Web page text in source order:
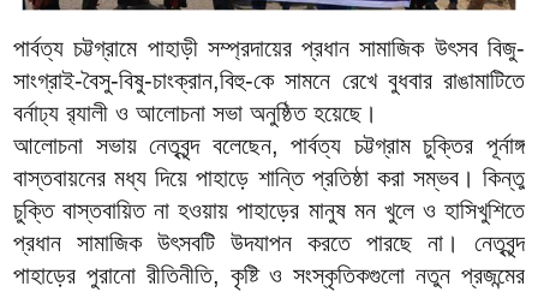
পার্বত্য চট্টগ্রামে পাহাড়ী সম্প্রদায়ের প্রধান সামাজিক উৎসব বিজু-
সাংগ্রাই-বৈসু-বিষু-চাংক্রান,বিহু-কে সামনে রেখে বুধবার রাঙামাটিতে
বর্নাঢ্য র‌্যালী ও আলোচনা সভা অনুষ্ঠিত হয়েছে।
আলোচনা সভায় নেতৃবৃন্দ বলেছেন, পার্বত্য চট্টগ্রাম চুক্তির পূর্নাঙ্গ
বাস্তবায়নের মধ্য দিয়ে পাহাড়ে শান্তি প্রতিষ্ঠা করা সম্ভব। কিন্তু
চুক্তি বাস্তবায়িত না হওয়ায় পাহাড়ের মানুষ মন খুলে ও হাসিখুশিতে
প্রধান সামাজিক উৎসবটি উদযাপন করতে পারছে না। নেতৃবৃন্দ
পাহাড়ের পুরানো রীতিনীতি, কৃষ্টি ও সংস্কৃতিকগুলো নতুন প্রজন্মের